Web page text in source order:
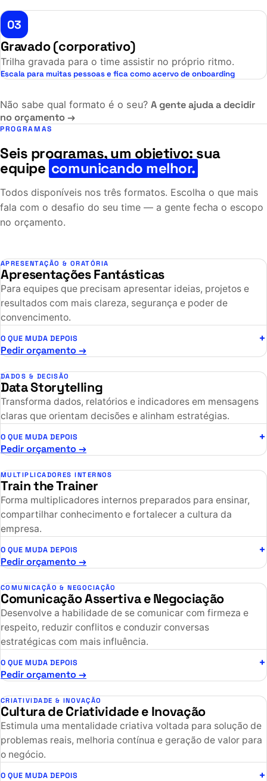
03
Gravado (corporativo)
Trilha gravada para o time assistir no próprio ritmo.
Escala para muitas pessoas e fica como acervo de onboarding
Não sabe qual formato é o seu? A gente ajuda a decidir
no orçamento →
PROGRAMAS
Seis programas, um objetivo: sua
equipe comunicando melhor.
Todos disponíveis nos três formatos. Escolha o que mais
fala com o desafio do seu time — a gente fecha o escopo
no orçamento.
APRESENTAÇÃO & ORATÓRIA
Apresentações Fantásticas
Para equipes que precisam apresentar ideias, projetos e
resultados com mais clareza, segurança e poder de
convencimento.
O QUE MUDA DEPOIS
Pedir orçamento →
DADOS & DECISÃO
Data Storytelling
Transforma dados, relatórios e indicadores em mensagens
claras que orientam decisões e alinham estratégias.
O QUE MUDA DEPOIS
Pedir orçamento →
MULTIPLICADORES INTERNOS
Train the Trainer
Forma multiplicadores internos preparados para ensinar,
compartilhar conhecimento e fortalecer a cultura da
empresa.
O QUE MUDA DEPOIS
Pedir orçamento →
COMUNICAÇÃO & NEGOCIAÇÃO
Comunicação Assertiva e Negociação
Desenvolve a habilidade de se comunicar com firmeza e
respeito, reduzir conflitos e conduzir conversas
estratégicas com mais influência.
O QUE MUDA DEPOIS
Pedir orçamento →
CRIATIVIDADE & INOVAÇÃO
Cultura de Criatividade e Inovação
Estimula uma mentalidade criativa voltada para solução de
problemas reais, melhoria contínua e geração de valor para
o negócio.
O QUE MUDA DEPOIS